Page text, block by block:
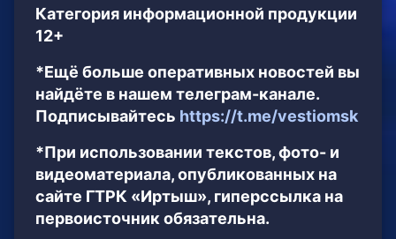
Категория информационной продукции
12+
*Ещё больше оперативных новостей вы
найдёте в нашем телеграм-канале.
Подписывайтесь https://t.me/vestiomsk
*При использовании текстов, фото- и
видеоматериала, опубликованных на
сайте ГТРК «Иртыш», гиперссылка на
первоисточник обязательна.